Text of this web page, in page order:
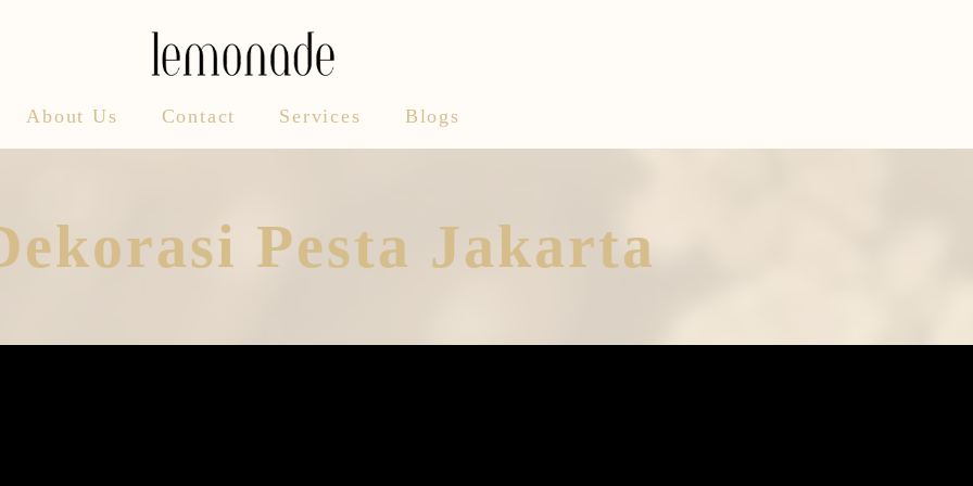
About Us Contact Services Blogs
Pesta Jakarta